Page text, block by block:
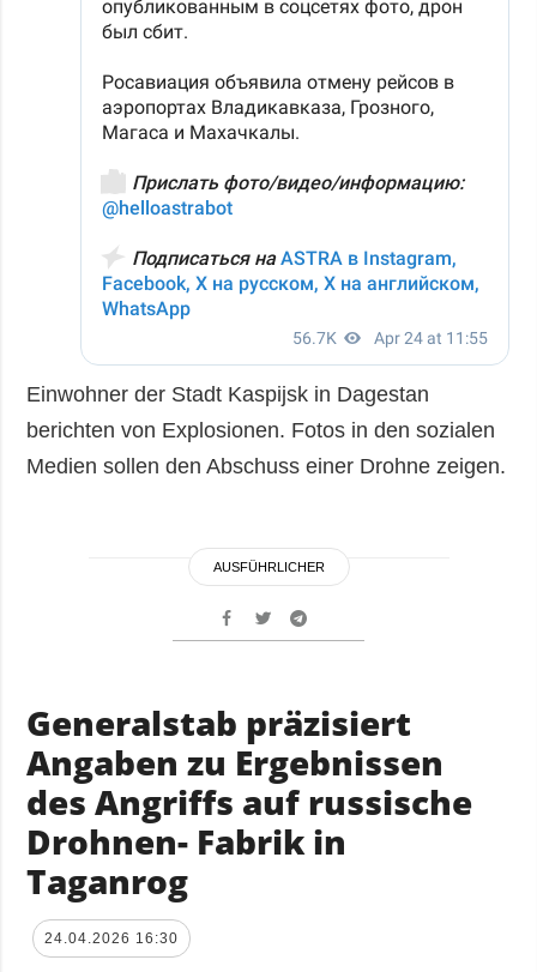
Einwohner der Stadt Kaspijsk in Dagestan
berichten von Explosionen. Fotos in den sozialen
Medien sollen den Abschuss einer Drohne zeigen.
AUSFÜHRLICHER
Generalstab präzisiert
Angaben zu Ergebnissen
des Angriffs auf russische
Drohnen- Fabrik in
Taganrog
24.04.2026 16:30